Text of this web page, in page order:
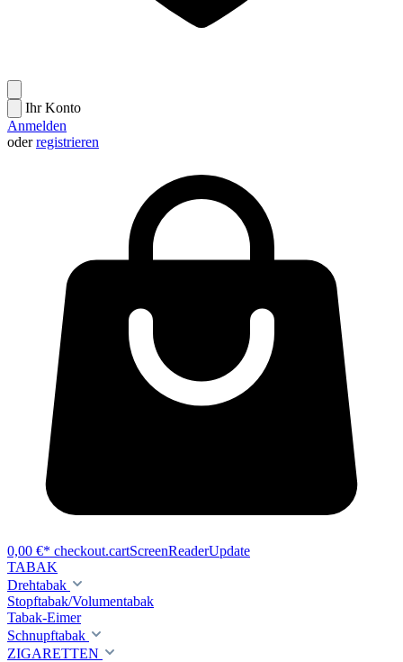
Ihr Konto
Anmelden
oderregistrieren
0,00 €* checkout.cartScreenReaderUpdate
TABAK
Drehtabak
Stopftabak/Volumentabak
Tabak-Eimer
Schnupftabak
ZIGARETTEN